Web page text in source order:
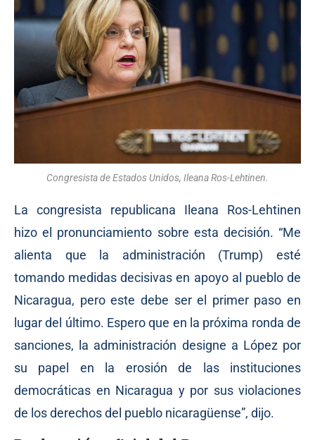
Congresista de Estados Unidos, Ileana Ros-Lehtinen.
La congresista republicana Ileana Ros-Lehtinen
hizo el pronunciamiento sobre esta decisión. “Me
alienta que la administración (Trump) esté
tomando medidas decisivas en apoyo al pueblo de
Nicaragua, pero este debe ser el primer paso en
lugar del último. Espero que en la próxima ronda de
sanciones, la administración designe a López por
su papel en la erosión de las instituciones
democráticas en Nicaragua y por sus violaciones
de los derechos del pueblo nicaragüense”, dijo.